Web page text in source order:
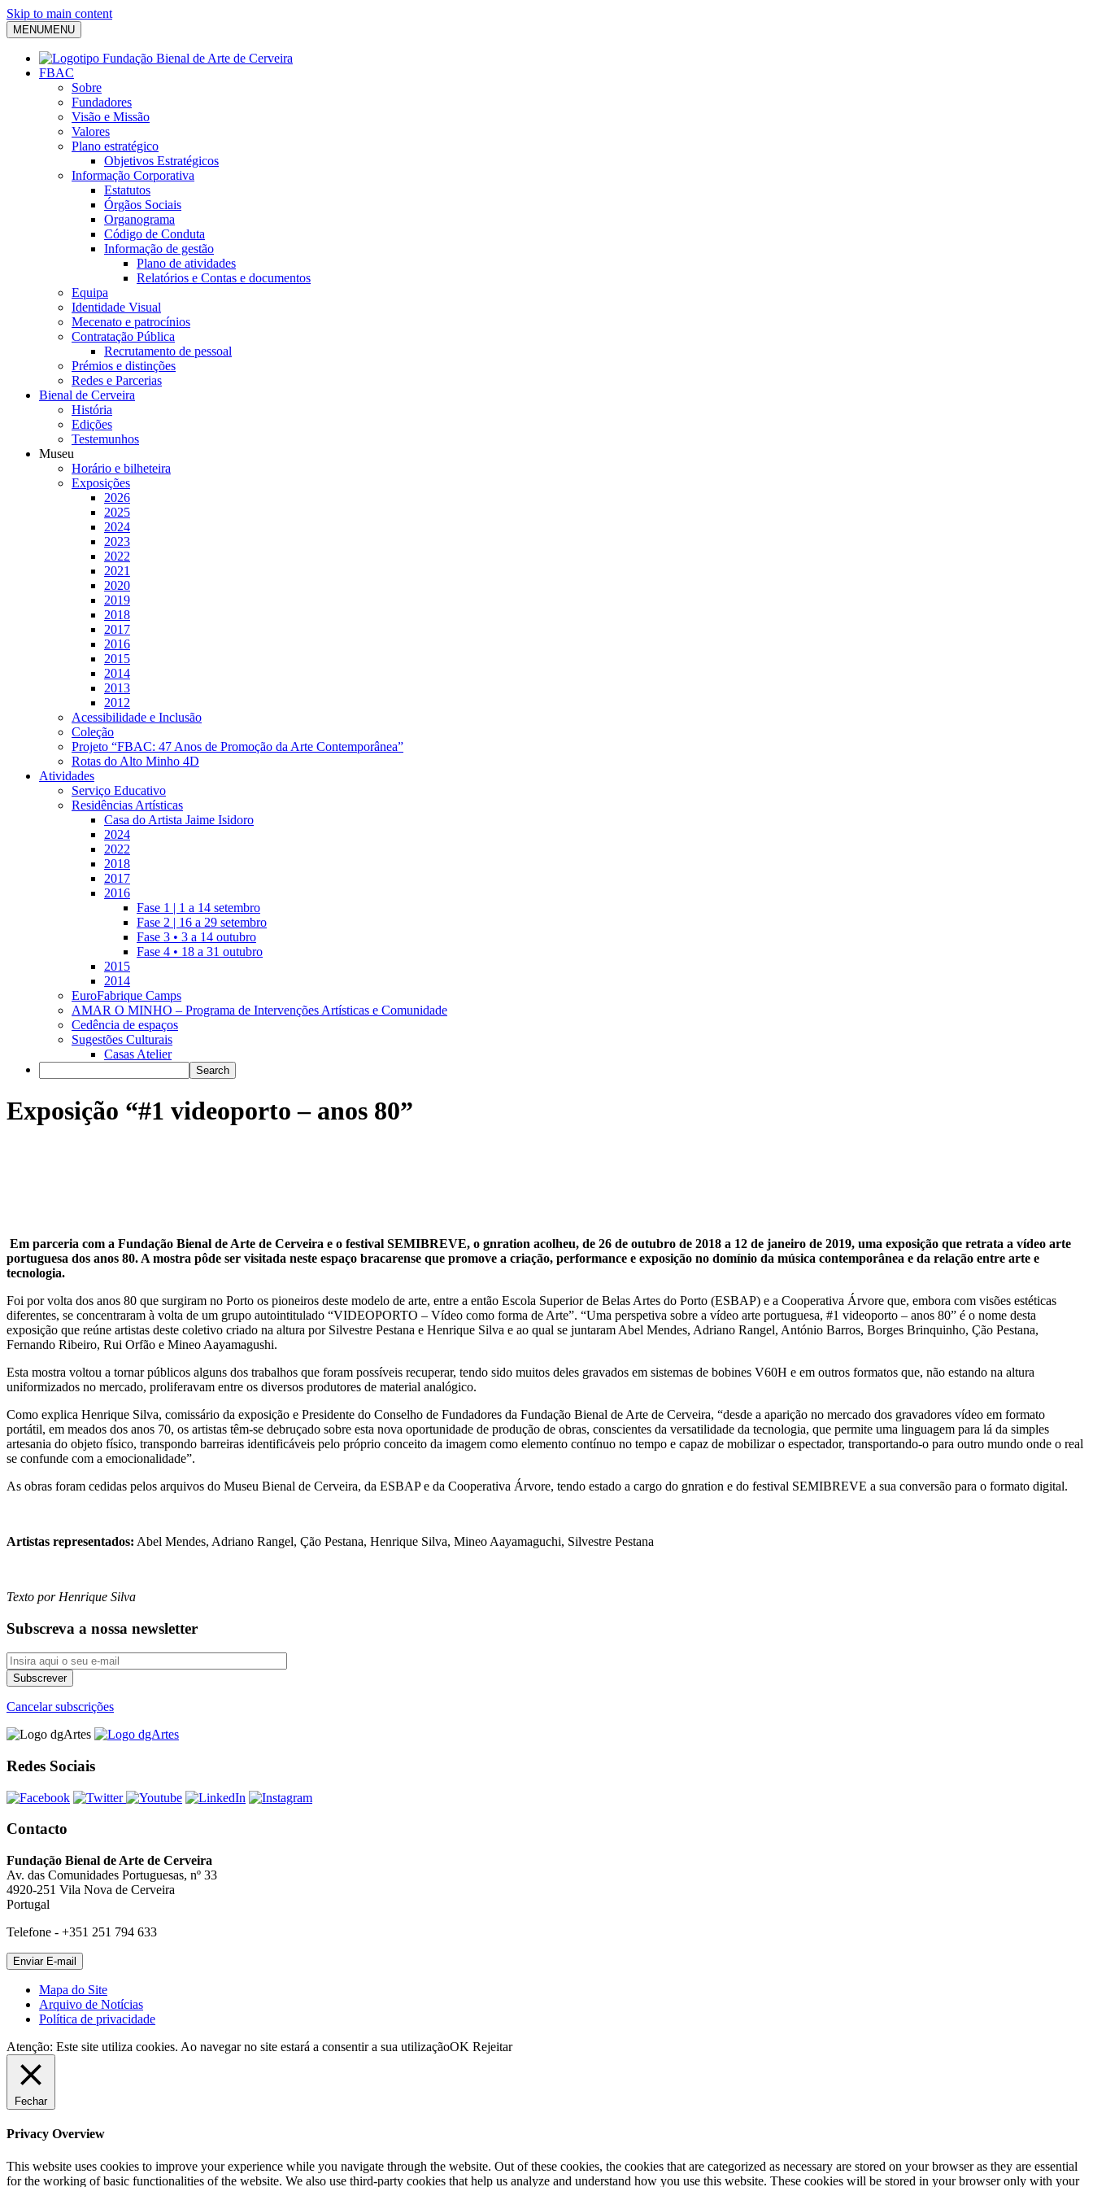
Skip to main content
MENUMENU
FBAC
Sobre
Fundadores
Visão e Missão
Valores
Plano estratégico
Objetivos Estratégicos
Informação Corporativa
Estatutos
Órgãos Sociais
Organograma
Código de Conduta
Informação de gestão
Plano de atividades
Relatórios e Contas e documentos
Equipa
Identidade Visual
Mecenato e patrocínios
Contratação Pública
Recrutamento de pessoal
Prémios e distinções
Redes e Parcerias
Bienal de Cerveira
História
Edições
Testemunhos
Museu
Horário e bilheteira
Exposições
2026
2025
2024
2023
2022
2021
2020
2019
2018
2017
2016
2015
2014
2013
2012
Acessibilidade e Inclusão
Coleção
Projeto “FBAC: 47 Anos de Promoção da Arte Contemporânea”
Rotas do Alto Minho 4D
Atividades
Serviço Educativo
Residências Artísticas
Casa do Artista Jaime Isidoro
2024
2022
2018
2017
2016
Fase 1 | 1 a 14 setembro
Fase 2 | 16 a 29 setembro
Fase 3 • 3 a 14 outubro
Fase 4 • 18 a 31 outubro
2015
2014
EuroFabrique Camps
AMAR O MINHO – Programa de Intervenções Artísticas e Comunidade
Cedência de espaços
Sugestões Culturais
Casas Atelier
Exposição “#1 videoporto – anos 80”
Em parceria com a Fundação Bienal de Arte de Cerveira e o festival SEMIBREVE, o gnration acolheu, de 26 de outubro de 2018 a 12 de janeiro de 2019, uma exposição que retrata a vídeo arte
portuguesa dos anos 80. A mostra pôde ser visitada neste espaço bracarense que promove a criação, performance e exposição no domínio da música contemporânea e da relação entre arte e
tecnologia.
Foi por volta dos anos 80 que surgiram no Porto os pioneiros deste modelo de arte, entre a então Escola Superior de Belas Artes do Porto (ESBAP) e a Cooperativa Árvore que, embora com visões estéticas
diferentes, se concentraram à volta de um grupo autointitulado “VIDEOPORTO – Vídeo como forma de Arte”. “Uma perspetiva sobre a vídeo arte portuguesa, #1 videoporto – anos 80” é o nome desta
exposição que reúne artistas deste coletivo criado na altura por Silvestre Pestana e Henrique Silva e ao qual se juntaram Abel Mendes, Adriano Rangel, António Barros, Borges Brinquinho, Ção Pestana,
Fernando Ribeiro, Rui Orfão e Mineo Aayamagushi.
Esta mostra voltou a tornar públicos alguns dos trabalhos que foram possíveis recuperar, tendo sido muitos deles gravados em sistemas de bobines V60H e em outros formatos que, não estando na altura
uniformizados no mercado, proliferavam entre os diversos produtores de material analógico.
Como explica Henrique Silva, comissário da exposição e Presidente do Conselho de Fundadores da Fundação Bienal de Arte de Cerveira, “desde a aparição no mercado dos gravadores vídeo em formato
portátil, em meados dos anos 70, os artistas têm-se debruçado sobre esta nova oportunidade de produção de obras, conscientes da versatilidade da tecnologia, que permite uma linguagem para lá da simples
artesania do objeto físico, transpondo barreiras identificáveis pelo próprio conceito da imagem como elemento contínuo no tempo e capaz de mobilizar o espectador, transportando-o para outro mundo onde o real
se confunde com a emocionalidade”.
As obras foram cedidas pelos arquivos do Museu Bienal de Cerveira, da ESBAP e da Cooperativa Árvore, tendo estado a cargo do gnration e do festival SEMIBREVE a sua conversão para o formato digital.
Artistas representados: Abel Mendes, Adriano Rangel, Ção Pestana, Henrique Silva, Mineo Aayamaguchi, Silvestre Pestana
Texto por Henrique Silva
Subscreva a nossa newsletter
Cancelar subscrições
Redes Sociais
Contacto
Fundação Bienal de Arte de Cerveira
Av. das Comunidades Portuguesas, nº 33
4920-251 Vila Nova de Cerveira
Portugal
Telefone - +351 251 794 633
Mapa do Site
Arquivo de Notícias
Política de privacidade
Atenção: Este site utiliza cookies. Ao navegar no site estará a consentir a sua utilizaçãoOK Rejeitar
Fechar
Privacy Overview
This website uses cookies to improve your experience while you navigate through the website. Out of these cookies, the cookies that are categorized as necessary are stored on your browser as they are essential
for the working of basic functionalities of the website. We also use third-party cookies that help us analyze and understand how you use this website. These cookies will be stored in your browser only with your